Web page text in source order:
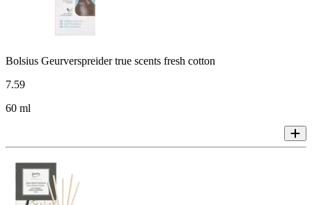
Bolsius Geurverspreider true scents fresh cotton
7.59
60 ml